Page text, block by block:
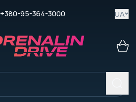
+380-95-364-3000 UA